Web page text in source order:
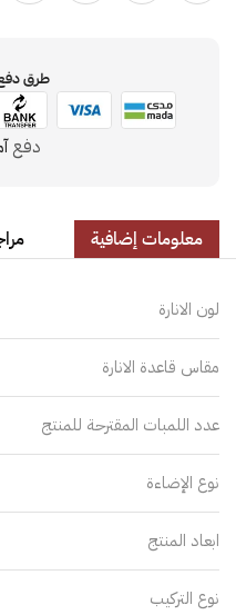
طرق
دفع
معلومات إضافية
لون الانارة
مقاس قاعدة الانارة
عدد اللمبات المقترحة للمنتج
نوع الإضاءة
ابعاد المنتج
نوع التركيب